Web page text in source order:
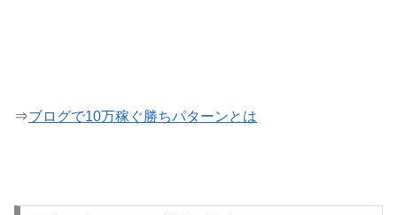
⇒ブログで10万稼ぐ勝ちパターンとは